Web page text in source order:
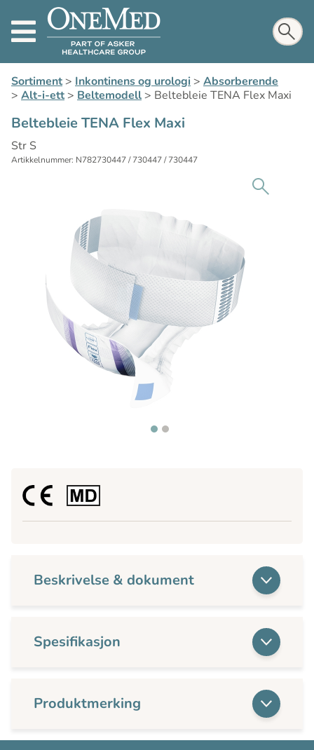
Sortiment> Inkontinens og urologi> Absorberende
> Alt-i-ett> Beltemodell> Beltebleie TENA Flex Maxi
Beltebleie TENA Flex Maxi
Str S
Artikkelnummer: N782730447 / 730447 / 730447
Beskrivelse & dokument
Spesifikasjon
Produktmerking